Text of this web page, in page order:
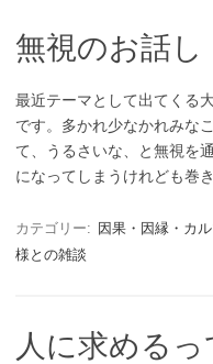
無視のお話し
最近テーマとして出てくる
です。多かれ少なかれみな
て、うるさいな、と無視を
になってしまうけれども巻
カテゴリー: 因果・因縁・カ
様との雑談
人に求める